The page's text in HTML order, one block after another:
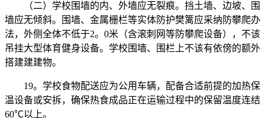
（二）学校围墙的内、外墙应无裂痕。挡土墙、边坡、围
墙应无倾斜。围墙、金属栅栏等实体防护樊篱应采纳防攀爬办
法，外侧全体不低于2。0米（含滚刺网等防攀爬设备），不该
吊挂大型体育健身设备。学校围墙、围栏上不该有依傍的额外
搭建建建物。
19。学校食物配送应为公用车辆，配备合适前提的加热保
温设备或安拆，确保热食成品正在运输过程中的保留温度连结
60℃以上。